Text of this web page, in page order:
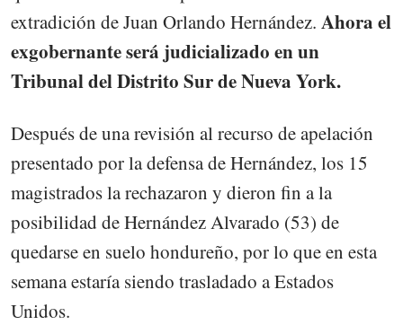
extradición de Juan Orlando Hernández. Ahora el
exgobernante será judicializado en un
Tribunal del Distrito Sur de Nueva York.
Después de una revisión al recurso de apelación
presentado por la defensa de Hernández, los 15
magistrados la rechazaron y dieron fin a la
posibilidad de Hernández Alvarado (53) de
quedarse en suelo hondureño, por lo que en esta
semana estaría siendo trasladado a Estados
Unidos.